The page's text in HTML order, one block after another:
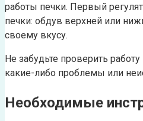
работы печки. Первый
печки: обдув верхней или
своему вкусу.
Не забудьте проверить
какие-либо проблемы или
Необходимые